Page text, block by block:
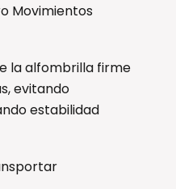
Movimientos
la alfombrilla firme
evitando
estabilidad